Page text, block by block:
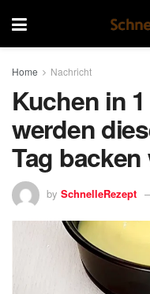
Home Nachricht
Kuchen in
werden
Tag
by SchnelleRezept